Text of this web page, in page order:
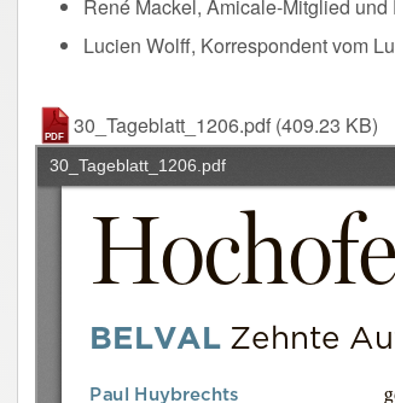
René Mackel, Amicale-Mitglied
Lucien Wolff, Korrespondent vom
30_Tageblatt_1206.pdf (409.23 KB)